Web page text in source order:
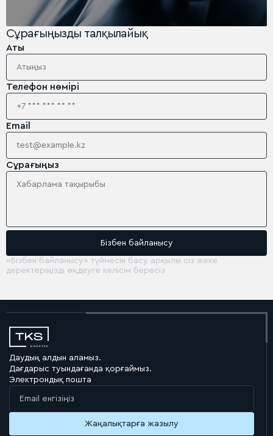
Сұрағыңызды талқылайық
Аты
Телефон нөмірі
Email
Сұрағыңыз
«Бізбен байланысу» түймесін басу арқылы сіз жеке
деректеріңізді өңдеуге келісім бересіз
Даудың алдын аламыз.
Дағдарыс туындағанда қорғаймыз.
Электрондық пошта